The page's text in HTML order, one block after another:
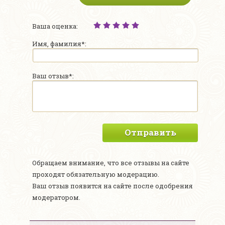
Ваша оценка:
Имя, фамилия*:
Ваш отзыв*:
Отправить
Обращаем внимание, что все отзывы на сайте
проходят обязательную модерацию.
Ваш отзыв появится на сайте после одобрения
модератором.